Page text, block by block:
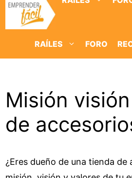
RAÍLES
FORO
Misión
de
¿Eres dueño de una tienda